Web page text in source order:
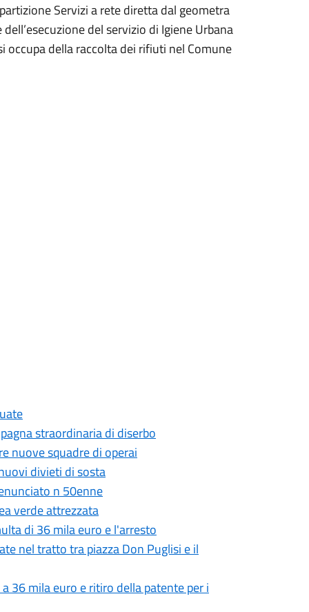
Servizi a rete diretta dal geometra
del servizio di Igiene Urbana
occupa della raccolta dei rifiuti nel Comune
straordinaria di diserbo
nuove squadre di operai
divieti di sosta
n 50enne
verde attrezzata
di 36 mila euro e l'arresto
nel tratto tra piazza Don Puglisi e il
36 mila euro e ritiro della patente per i